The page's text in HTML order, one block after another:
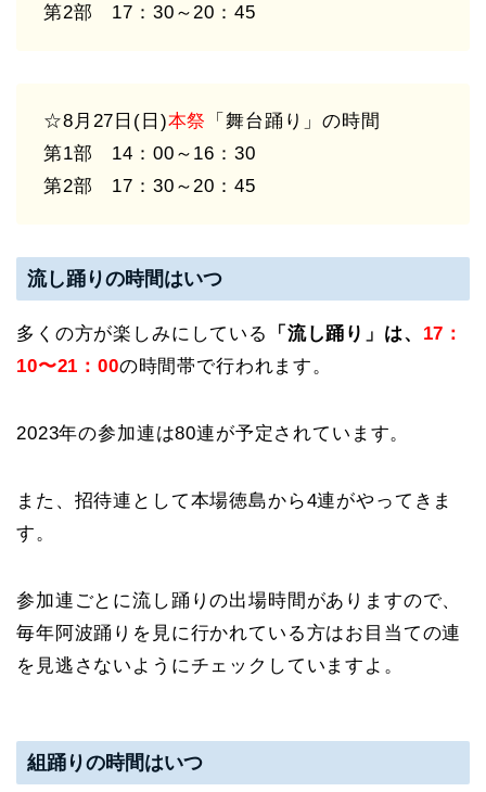
第2部 17：30～20：45
☆8月27日(日)本祭
「舞台踊り」の時間
第1部 14：00～16：30
第2部 17：30～20：45
流し踊りの時間はいつ
多くの方が楽しみにしている 「流し踊り」は、 17：
10〜21：00の時間帯で行われます。
2023年の参加連は80連が予定されています。
また、招待連として本場徳島から4連がやってきま
す。
参加連ごとに流し踊りの出場時間がありますので、
毎年阿波踊りを見に行かれている方はお目当ての連
を見逃さないようにチェックしていますよ。
組踊りの時間はいつ